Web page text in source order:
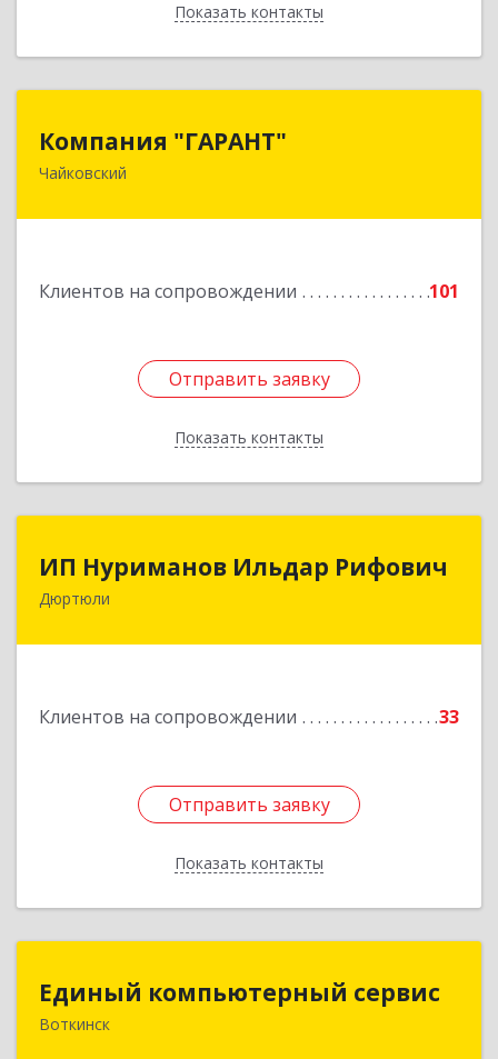
Показать контакты
Назад
Компания "ГАРАНТ"
Чайковский
Клиентов на сопровождении 101
Отправить заявку
Показать контакты
617760, Пермский край, Чайковский г, Карла
Отправить заявку
Назад
ИП Нуриманов Ильдар Рифович
Дюртюли
Клиентов на сопровождении 33
Отправить заявку
Показать контакты
ИП Нуриманов Ильдар Рифович
452320, Башкортостан Респ, Дюртюли г,
Отправить заявку
Назад
Единый компьютерный сервис
Воткинск
Единый компьютерный сервис